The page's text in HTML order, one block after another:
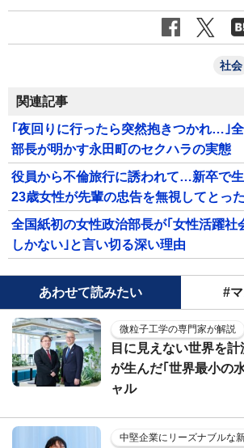
社会
関連記事
｢夜回りに行ったら突然抱きつかれ…｣
部長が明かす永田町のセクハラの実態
役員から不倫旅行に誘われて…新卒で
23歳女性が先輩の忠告を無視してとっ
全国紙初の女性政治部長が｢女性活躍社
しかない｣と言い切る深い理由
あわせて読みたい #
微粒子工学の専門家が解説
目に見えない世界を
が生んだ｢世界最小の
ャル
中堅企業にリーズナブルな